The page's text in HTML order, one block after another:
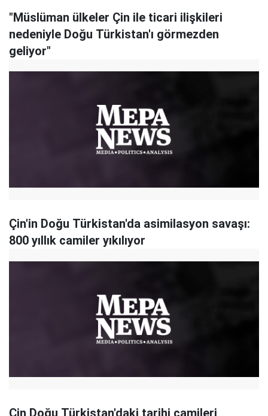
"Müslüman ülkeler Çin ile ticari ilişkileri
nedeniyle Doğu Türkistan'ı görmezden
geliyor"
Çin'in Doğu Türkistan'da asimilasyon savaşı:
800 yıllık camiler yıkılıyor
Çin Doğu Türkistan'daki tarihi camileri